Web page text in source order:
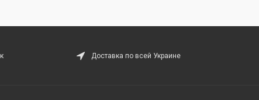
Доставка по всей Украине